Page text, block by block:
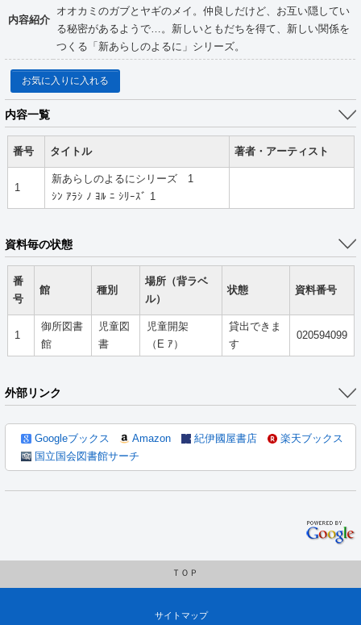
内容紹介
オオカミのガブとヤギのメイ。仲良しだけど、お互い隠してい
る秘密があるようで…。新しいともだちを得て、新しい関係を
つくる「新あらしのよるに」シリーズ。
お気に入りに入れる
内容一覧
番号 タイトル 著者・アーティスト
1
新あらしのよるにシリーズ 1
ｼﾝ ｱﾗｼ ﾉ ﾖﾙ ﾆ ｼﾘｰｽﾞ 1
資料毎の状態
番
号
館 種別
場所（背ラベ
ル）
状態 資料番号
1
御所図書
館
児童図
書
児童開架
（E ｱ）
貸出できま
す
020594099
外部リンク
Googleブックス Amazon 紀伊國屋書店
楽天ブックス
国立国会図書館サーチ
ＴＯＰ
サイトマップ